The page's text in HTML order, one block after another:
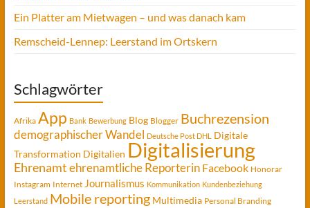
Ein Platter am Mietwagen – und was danach kam
Remscheid-Lennep: Leerstand im Ortskern
Schlagwörter
Afrika App Bank Bewerbung Blog Blogger Buchrezension
demographischer Wandel Deutsche Post DHL
Digitale
Transformation Digitalien Digitalisierung
Ehrenamtehrenamtliche Reporterin Facebook Honorar
Instagram Internet Journalismus Kommunikation Kundenbeziehung
Leerstand Mobile reporting Multimedia Personal Branding